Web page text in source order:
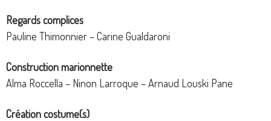
Regards complices
Pauline Thimonnier – Carine Gualdaroni
Construction marionnette
Alma Roccella – Ninon Larroque – Arnaud Louski Pane
Création costume(s)